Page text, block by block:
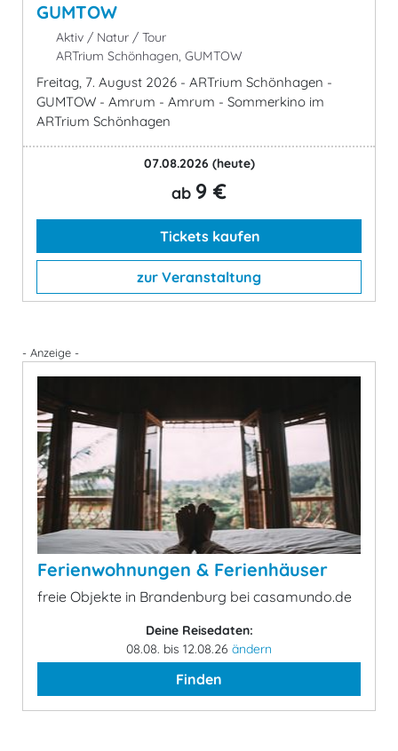
GUMTOW
Aktiv / Natur / Tour
ARTrium Schönhagen, GUMTOW
Freitag, 7. August 2026 - ARTrium Schönhagen -
GUMTOW - Amrum - Amrum - Sommerkino im
ARTrium Schönhagen
07.08.2026 (heute)
ab 9 €
Tickets kaufen
zur Veranstaltung
- Anzeige -
Ferienwohnungen & Ferienhäuser
freie Objekte in Brandenburg bei casamundo.de
Deine Reisedaten:
08.08. bis 12.08.26 ändern
Finden